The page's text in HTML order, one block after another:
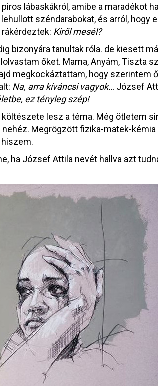
lábaskákról, amibe a maradékot
széndarabokat, és arról, hogy
Kiről mesél?
bizonyára tanultak róla. de kiesett
őket. Mama, Anyám, Tiszta
megkockáztattam, hogy szerintem
Na, arra kíváncsi vagyok… József
ez tényleg szép!
lesz a téma. Még ötletem
Megrögzött fizika-matek-
hiszem.
ha József Attila nevét hallva azt